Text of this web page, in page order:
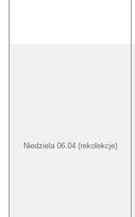
Niedziela 06.04 (rekolekcje)